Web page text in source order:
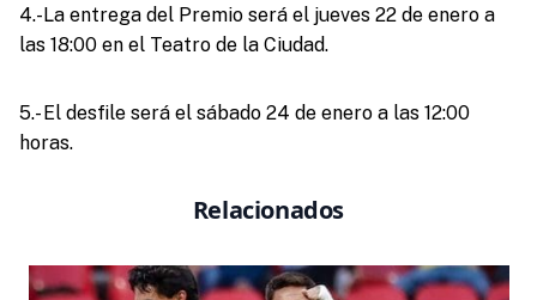
4.-La entrega del Premio será el jueves 22 de enero a
las 18:00 en el Teatro de la Ciudad.
5.- El desfile será el sábado 24 de enero a las 12:00
horas.
Relacionados